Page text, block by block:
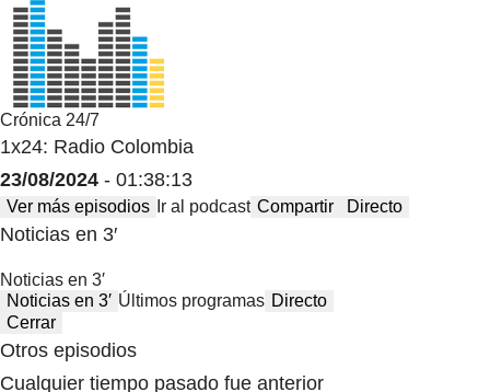
Crónica 24/7
1x24: Radio Colombia
23/08/2024 - 01:38:13
Ver más episodios Ir al podcast Compartir Directo
Noticias en 3′
Noticias en 3′
Noticias en 3′ Últimos programas Directo
Cerrar
Otros episodios
Cualquier tiempo pasado fue anterior